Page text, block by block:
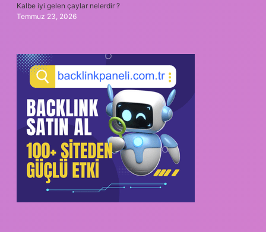
Kalbe iyi gelen çaylar nelerdir ?
Temmuz 23, 2026